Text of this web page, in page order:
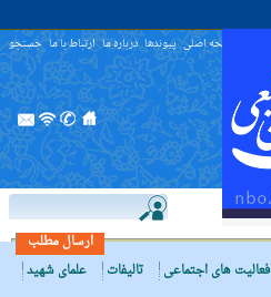
صفحه اصلی پیوندها درباره ما ارتباط با ما جستجو
ارسال مطلب
فعالیت های اجتماعی تالیفات
علمای شهید